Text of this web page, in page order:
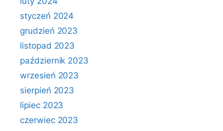
styczeń 2024
grudzień 2023
listopad 2023
październik 2023
wrzesień 2023
sierpień 2023
lipiec 2023
czerwiec 2023